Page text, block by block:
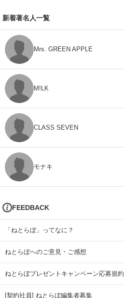
新着著名人一覧
Mrs. GREEN APPLE
M!LK
CLASS SEVEN
モナキ
FEEDBACK
「ねとらぼ」ってなに？
ねとらぼへのご意見・ご感想
ねとらぼプレゼントキャンペーン応募規約
[契約社員] ねとらぼ編集者募集